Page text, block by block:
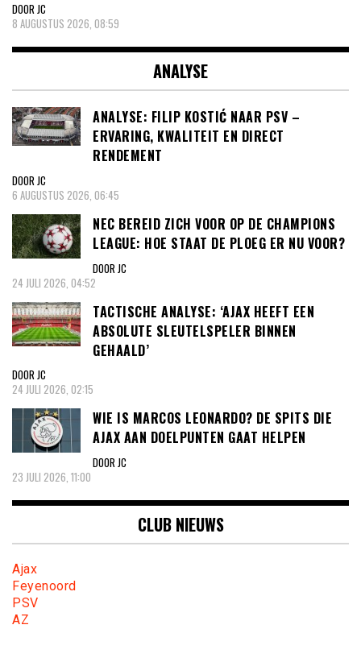
DOOR JC
8 AUGUSTUS 2026, 08:59
ANALYSE
ANALYSE: FILIP KOSTIĆ NAAR PSV –
ERVARING, KWALITEIT EN DIRECT
RENDEMENT
DOOR JC
6 AUGUSTUS 2026, 06:45
NEC BEREID ZICH VOOR OP DE CHAMPIONS
LEAGUE: HOE STAAT DE PLOEG ER NU VOOR?
DOOR JC
24 JULI 2026, 04:52
TACTISCHE ANALYSE: ‘AJAX HEEFT EEN
ABSOLUTE SLEUTELSPELER BINNEN
GEHAALD’
DOOR JC
24 JULI 2026, 02:15
WIE IS MARCOS LEONARDO? DE SPITS DIE
AJAX AAN DOELPUNTEN GAAT HELPEN
DOOR JC
23 JULI 2026, 11:00
CLUB NIEUWS
Ajax
Feyenoord
PSV
AZ